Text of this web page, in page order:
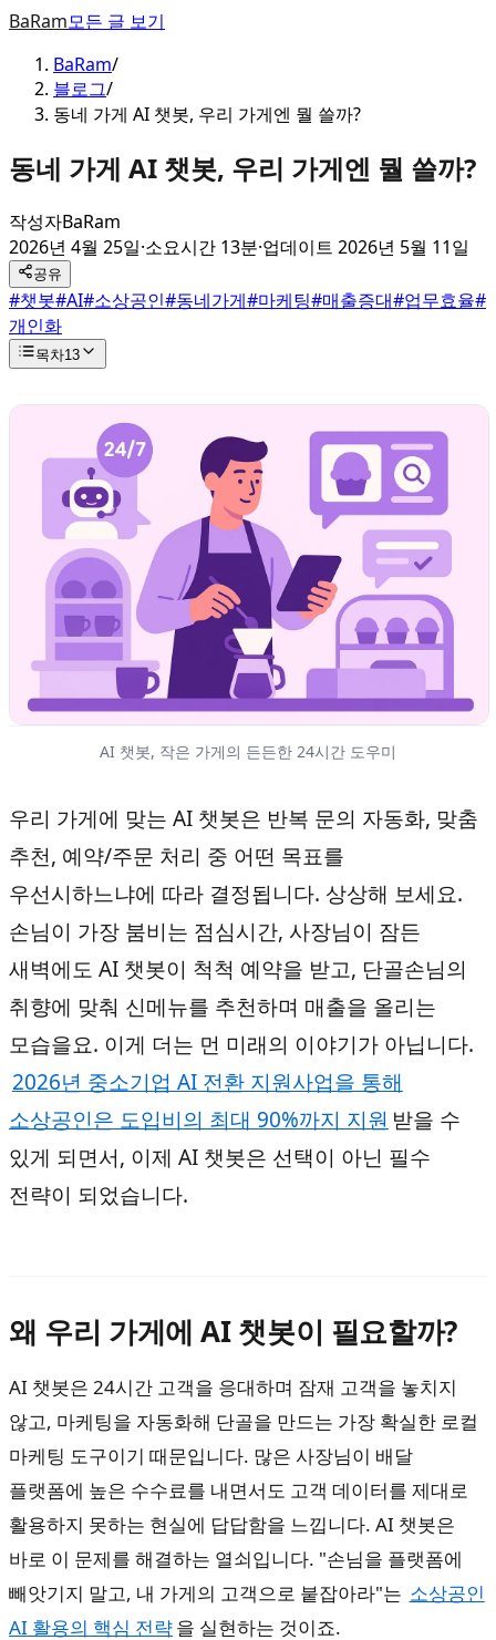
BaRam모든 글 보기
BaRam/
블로그/
동네 가게 AI 챗봇, 우리 가게엔 뭘 쓸까?
동네 가게 AI 챗봇, 우리 가게엔 뭘 쓸까?
작성자BaRam
2026년 4월 25일·소요시간 13분·업데이트 2026년 5월 11일
공유
#챗봇#AI#소상공인#동네가게#마케팅#매출증대#업무효율#
개인화
목차13
AI 챗봇, 작은 가게의 든든한 24시간 도우미
우리 가게에 맞는 AI 챗봇은 반복 문의 자동화, 맞춤
추천, 예약/주문 처리 중 어떤 목표를
우선시하느냐에 따라 결정됩니다. 상상해 보세요.
손님이 가장 붐비는 점심시간, 사장님이 잠든
새벽에도 AI 챗봇이 척척 예약을 받고, 단골손님의
취향에 맞춰 신메뉴를 추천하며 매출을 올리는
모습을요. 이게 더는 먼 미래의 이야기가 아닙니다.
2026년 중소기업 AI 전환 지원사업을 통해
소상공인은 도입비의 최대 90%까지 지원 받을 수
있게 되면서, 이제 AI 챗봇은 선택이 아닌 필수
전략이 되었습니다.
왜 우리 가게에 AI 챗봇이 필요할까?
AI 챗봇은 24시간 고객을 응대하며 잠재 고객을 놓치지
않고, 마케팅을 자동화해 단골을 만드는 가장 확실한 로컬
마케팅 도구이기 때문입니다. 많은 사장님이 배달
플랫폼에 높은 수수료를 내면서도 고객 데이터를 제대로
활용하지 못하는 현실에 답답함을 느낍니다. AI 챗봇은
바로 이 문제를 해결하는 열쇠입니다. "손님을 플랫폼에
빼앗기지 말고, 내 가게의 고객으로 붙잡아라"는 소상공인
AI 활용의 핵심 전략을 실현하는 것이죠.